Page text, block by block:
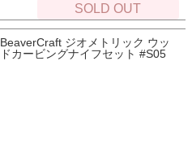
SOLD OUT
BeaverCraft ジオメトリック ウッ
ドカービングナイフセット #S05